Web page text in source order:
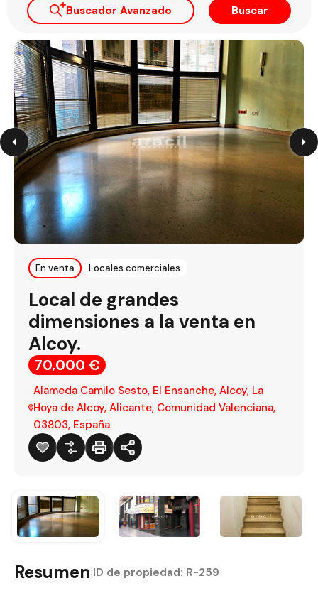
Buscador Avanzado Buscar
En venta Locales comerciales
Local de grandes
dimensiones a la venta en
Alcoy.
70,000 €
Alameda Camilo Sesto, El Ensanche, Alcoy, La
Hoya de Alcoy, Alicante, Comunidad Valenciana,
03803, España
Resumen ID de propiedad: R-259